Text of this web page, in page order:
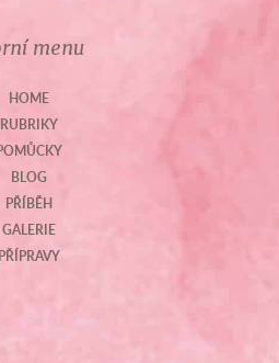
menu
HOME
RUBRIKY
BLOG
PŘÍBĚH
GALERIE
PŘÍPRAVY